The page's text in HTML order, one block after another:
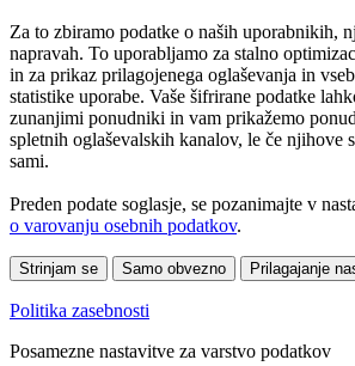
Za to zbiramo podatke o naših uporabnikih,
napravah. To uporabljamo za stalno
in za prikaz prilagojenega oglaševanja in
statistike uporabe. Vaše šifrirane podatke
zunanjimi ponudniki in vam prikažemo
spletnih oglaševalskih kanalov, le če njihove
sami.
Preden podate soglasje, se pozanimajte v
o varovanju osebnih podatkov.
Strinjam se Samo obvezno Prilagajanje
Politika zasebnosti
Posamezne nastavitve za varstvo podatkov